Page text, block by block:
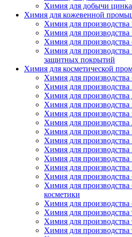
Химия для добычи цинка
Химия для кожевенной
Химия для
Химия для производства
Химия для
Химия для производства
защитных покрытий
Химия для косметической
Химия для производства
Химия для производства
Химия для производства
Химия для
Химия для производства
Химия для производства
Химия для производства
Химия для производства
Химия для
Химия для производства
Химия для производства
Химия для производства
Химия для
косметики
Химия для
Химия для производства
Химия для производства
Химия для